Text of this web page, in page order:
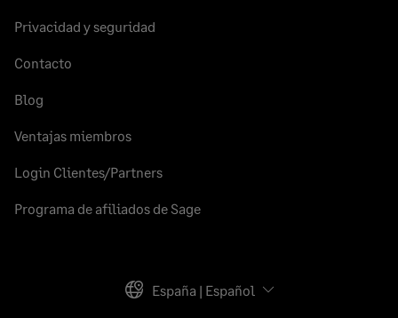
Privacidad y seguridad
Contacto
Blog
Ventajas miembros
Login Clientes/Partners
Programa de afiliados de Sage
España | Español